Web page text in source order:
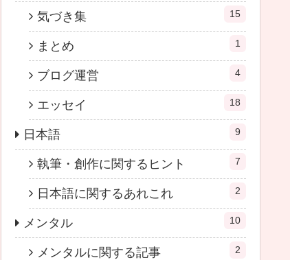
気づき集 15
まとめ 1
ブログ運営 4
エッセイ 18
日本語 9
執筆・創作に関するヒント 7
日本語に関するあれこれ 2
メンタル 10
メンタルに関する記事 2